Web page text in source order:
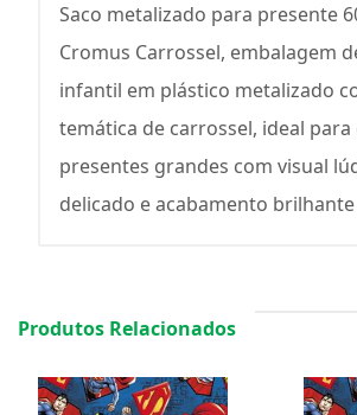
Saco metalizado para presente
Cromus Carrossel, embalagem
infantil em plástico metalizado
temática de carrossel, ideal
presentes grandes com visual
delicado e acabamento
Produtos Relacionados